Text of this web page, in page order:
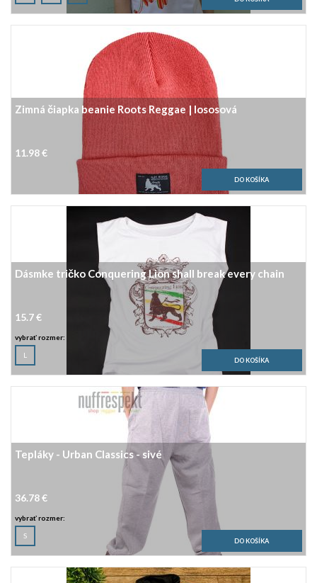
Zimná čiapka beanie Roots Reggae | lososová
11.98 €
Dásmke tričko Conquering Lion shall break every chain
15.7 €
vybrať rozmer:
L
Tepláky - Urban Classics - sivé
36.78 €
vybrať rozmer:
S